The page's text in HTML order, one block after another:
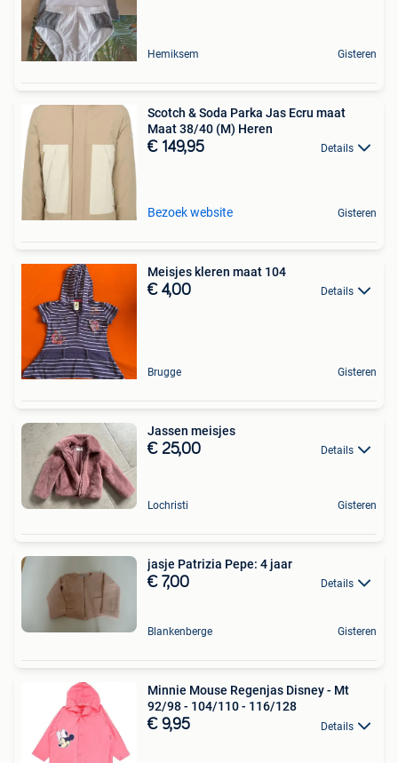
Hemiksem Gisteren
Scotch & Soda Parka Jas Ecru maat
Maat 38/40 (M) Heren
€ 149,95 Details
Bezoek website Gisteren
Meisjes kleren maat 104
€ 4,00 Details
Brugge Gisteren
Jassen meisjes
€ 25,00 Details
Lochristi Gisteren
jasje Patrizia Pepe: 4 jaar
€ 7,00 Details
Blankenberge Gisteren
Minnie Mouse Regenjas Disney - Mt
92/98 - 104/110 - 116/128
€ 9,95 Details